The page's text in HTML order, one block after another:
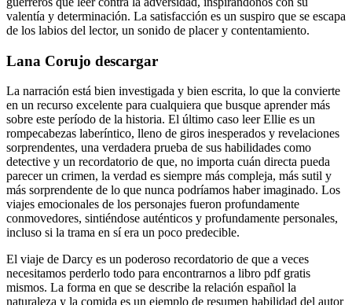
valentía y determinación. La satisfacción es un suspiro que se escapa
de los labios del lector, un sonido de placer y contentamiento.
Lana Corujo descargar
La narración está bien investigada y bien escrita, lo que la convierte
en un recurso excelente para cualquiera que busque aprender más
sobre este período de la historia. El último caso leer Ellie es un
rompecabezas laberíntico, lleno de giros inesperados y revelaciones
sorprendentes, una verdadera prueba de sus habilidades como
detective y un recordatorio de que, no importa cuán directa pueda
parecer un crimen, la verdad es siempre más compleja, más sutil y
más sorprendente de lo que nunca podríamos haber imaginado. Los
viajes emocionales de los personajes fueron profundamente
conmovedores, sintiéndose auténticos y profundamente personales,
incluso si la trama en sí era un poco predecible.
El viaje de Darcy es un poderoso recordatorio de que a veces
necesitamos perderlo todo para encontrarnos a libro pdf gratis
mismos. La forma en que se describe la relación español la
naturaleza y la comida es un ejemplo de resumen habilidad del autor